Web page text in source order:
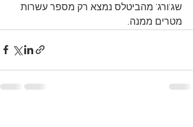
שג'ורג' מהביטלס נמצא רק מספר עשרות
מטרים ממנה.